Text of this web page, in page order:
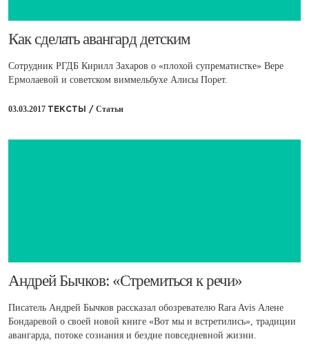
​Как сделать авангард детским
Сотрудник РГДБ Кирилл Захаров о «плохой супрематистке» Вере
Ермолаевой и советском виммельбухе Алисы Порет.
03.03.2017 ТЕКСТЫ / Статьи
​Андрей Бычков: «Стремиться к речи»
Писатель Андрей Бычков рассказал обозревателю Rara Avis Алене
Бондаревой о своей новой книге «Вот мы и встретились», традиции
авангарда, потоке сознания и бездне повседневной жизни.